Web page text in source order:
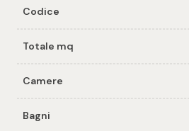
Codice
Totale mq
Camere
Bagni
Contattaci
-